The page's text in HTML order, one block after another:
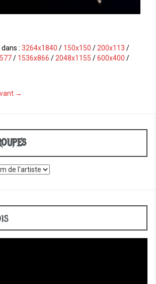
: 3264x1840 / 150x150 / 200x113 /
/ 1536x866 / 2048x1155 /600x400 /
→